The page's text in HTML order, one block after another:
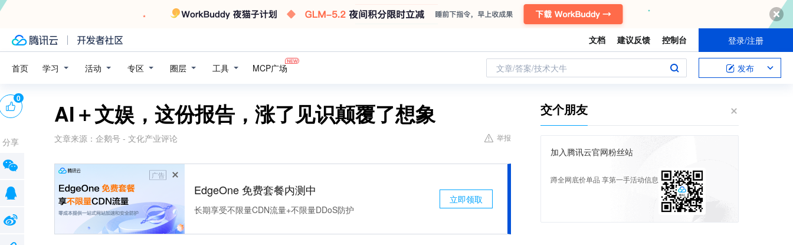
文档 建议反馈 控制台 登录/注册
首页 学习 活动 专区 圈层 工具 MCP广场 文章/答案/技术大牛 发布
AI＋文娱，这份报告，涨了见识颠覆了想象
文章来源： 企鹅号 - 文化产业评论 举报
广告
EdgeOne 免费套餐内测中
长期享受不限量CDN流量+不限量DDoS防护
立即领取
0
分享
交个朋友
加入腾讯云官网粉丝站
蹲全网底价单品 享第一手活动信息